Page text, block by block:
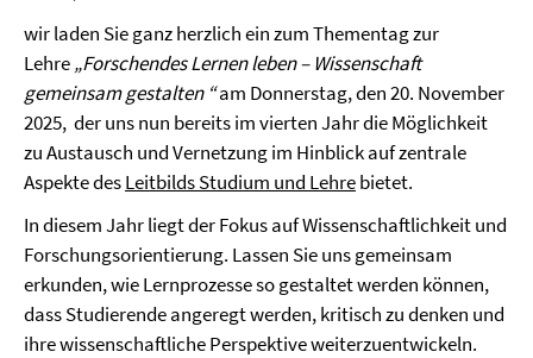
wir laden Sie ganz herzlich ein zum Thementag zur
Lehre„Forschendes Lernen leben – Wissenschaft
gemeinsam gestalten “am Donnerstag, den 20. November
2025, der uns nun bereits im vierten Jahr die Möglichkeit
zu Austausch und Vernetzung im Hinblick auf zentrale
Aspekte desLeitbilds Studium und Lehrebietet.
In diesem Jahr liegt der Fokus auf Wissenschaftlichkeit und
Forschungsorientierung. Lassen Sie uns gemeinsam
erkunden, wie Lernprozesse so gestaltet werden können,
dass Studierende angeregt werden, kritisch zu denken und
ihre wissenschaftliche Perspektive weiterzuentwickeln.